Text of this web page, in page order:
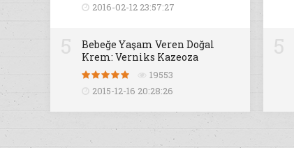
2016-02-12 23:57:27
Bebeğe Yaşam Veren Doğal
Krem: Verniks Kazeoza
19553
2015-12-16 20:28:26